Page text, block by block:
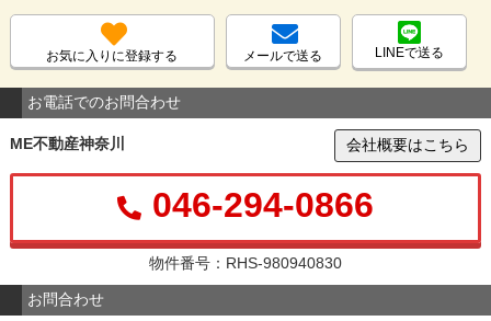
お気に入りに登録する メールで送る LINEで送る
お電話でのお問合わせ
ME不動産神奈川 会社概要はこちら
046-294-0866
物件番号：RHS-980940830
お問合わせ